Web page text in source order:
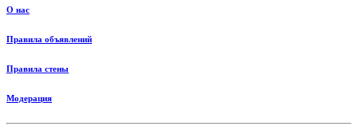
О нас
Правила объявлений
Правила стены
Модерация